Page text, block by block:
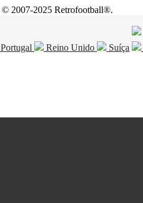
© 2007-2025 Retrofootball®.
Portugal Reino Unido Suíça